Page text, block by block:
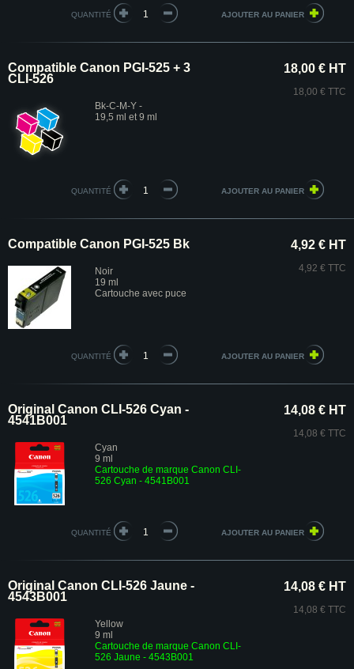
QUANTITÉ
Compatible Canon PGI-525 + 3
CLI-526
Bk-C-M-Y -
19,5 ml et 9 ml
18,00 € HT
18,00 € TTC
QUANTITÉ
Compatible Canon PGI-525 Bk
Noir
19 ml
Cartouche avec puce
4,92 € HT
4,92 € TTC
QUANTITÉ
Original Canon CLI-526 Cyan -
4541B001
Cyan
9 ml
Cartouche de marque Canon CLI-
526 Cyan - 4541B001
14,08 € HT
14,08 € TTC
QUANTITÉ
Original Canon CLI-526 Jaune -
4543B001
Yellow
9 ml
Cartouche de marque Canon CLI-
526 Jaune - 4543B001
14,08 € HT
14,08 € TTC